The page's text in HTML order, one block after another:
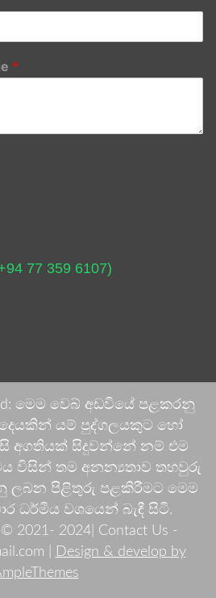
*
77 359 6107)
මෙම වෙබ් අඩවියේ පළකරනු
යම් පුද්ගලයකුට හෝ
අගතියක් සිදුවන්නේ නම් එම
විසින් තම අනන්‍යතාව තහවුරු
ලබන පිළිතුරු පළකිරීමට මෙම
ධර්මීය වශයෙන් බැඳී සිටී.
2021- 2024| Contact Us -
|
Design & develop by